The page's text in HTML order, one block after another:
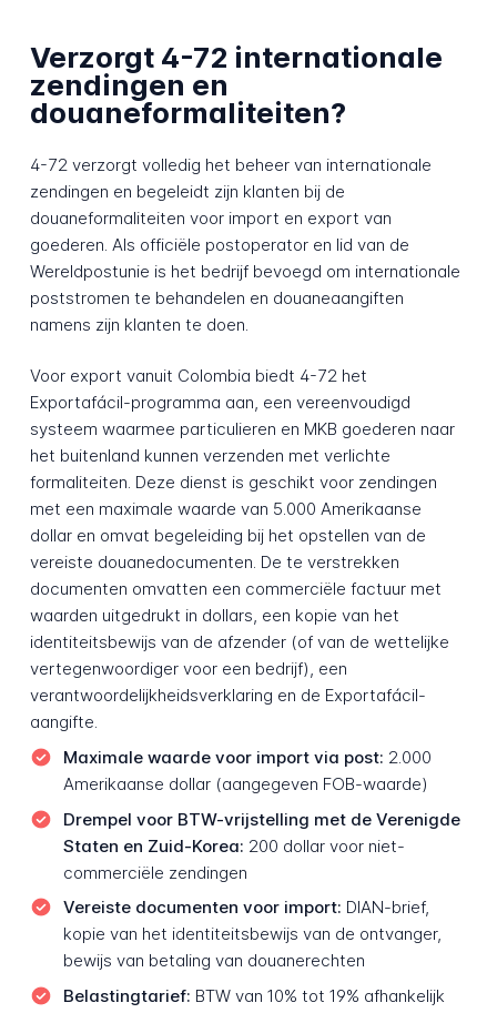
Verzorgt 4-72 internationale
zendingen en
douaneformaliteiten?
4-72 verzorgt volledig het beheer van internationale
zendingen en begeleidt zijn klanten bij de
douaneformaliteiten voor import en export van
goederen. Als officiële postoperator en lid van de
Wereldpostunie is het bedrijf bevoegd om internationale
poststromen te behandelen en douaneaangiften
namens zijn klanten te doen.
Voor export vanuit Colombia biedt 4-72 het
Exportafácil-programma aan, een vereenvoudigd
systeem waarmee particulieren en MKB goederen naar
het buitenland kunnen verzenden met verlichte
formaliteiten. Deze dienst is geschikt voor zendingen
met een maximale waarde van 5.000 Amerikaanse
dollar en omvat begeleiding bij het opstellen van de
vereiste douanedocumenten. De te verstrekken
documenten omvatten een commerciële factuur met
waarden uitgedrukt in dollars, een kopie van het
identiteitsbewijs van de afzender (of van de wettelijke
vertegenwoordiger voor een bedrijf), een
verantwoordelijkheidsverklaring en de Exportafácil-
aangifte.
Maximale waarde voor import via post: 2.000
Amerikaanse dollar (aangegeven FOB-waarde)
Drempel voor BTW-vrijstelling met de Verenigde
Staten en Zuid-Korea: 200 dollar voor niet-
commerciële zendingen
Vereiste documenten voor import: DIAN-brief,
kopie van het identiteitsbewijs van de ontvanger,
bewijs van betaling van douanerechten
Belastingtarief: BTW van 10% tot 19% afhankelijk